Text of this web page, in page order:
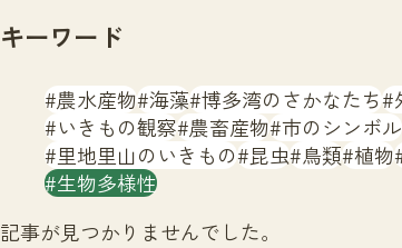
キーワード
農水産物 海藻 博多湾のさかなたち
いきもの観察 農畜産物 市のシンボル
里地里山のいきもの 昆虫 鳥類 植物
生物多様性
記事が見つかりませんでした。